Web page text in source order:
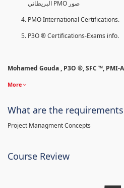
البريطاني PMO صور
Mohamed Gouda , P3O ®, SFC ™, PMI-
More
What are the
Project Managment Concepts
Course Review